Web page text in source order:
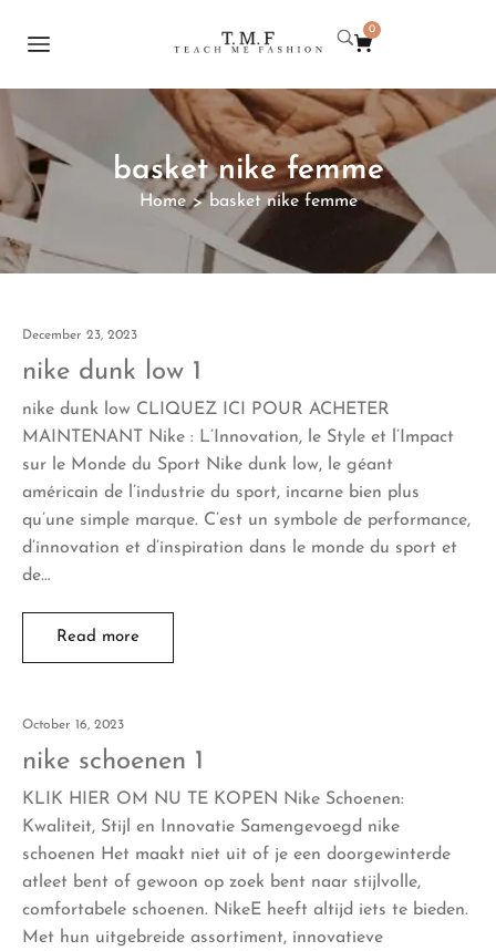
0
basket nike femme
Home > basket nike femme
December 23, 2023
nike dunk low 1
nike dunk low CLIQUEZ ICI POUR ACHETER
MAINTENANT Nike : L’Innovation, le Style et l’Impact
sur le Monde du Sport Nike dunk low, le géant
américain de l’industrie du sport, incarne bien plus
qu’une simple marque. C’est un symbole de performance,
d’innovation et d’inspiration dans le monde du sport et
de…
Read more
October 16, 2023
nike schoenen 1
KLIK HIER OM NU TE KOPEN Nike Schoenen:
Kwaliteit, Stijl en Innovatie Samengevoegd nike
schoenen Het maakt niet uit of je een doorgewinterde
atleet bent of gewoon op zoek bent naar stijlvolle,
comfortabele schoenen. NikeE heeft altijd iets te bieden.
Met hun uitgebreide assortiment, innovatieve